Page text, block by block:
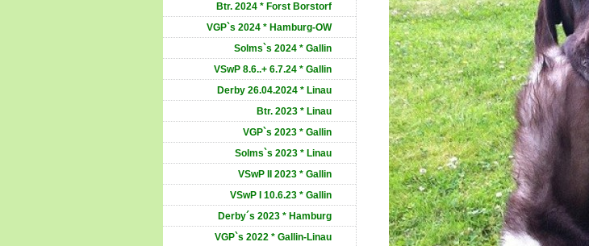
Btr. 2024 * Forst Borstorf
VGP`s 2024 * Hamburg-OW
Solms`s 2024 * Gallin
VSwP 8.6..+ 6.7.24 * Gallin
Derby 26.04.2024 * Linau
Btr. 2023 * Linau
VGP`s 2023 * Gallin
Solms`s 2023 * Linau
VSwP II 2023 * Gallin
VSwP I 10.6.23 * Gallin
Derby´s 2023 * Hamburg
VGP`s 2022 * Gallin-Linau